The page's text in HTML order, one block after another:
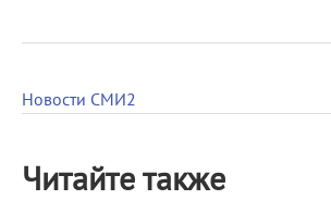
Новости СМИ2
Читайте также